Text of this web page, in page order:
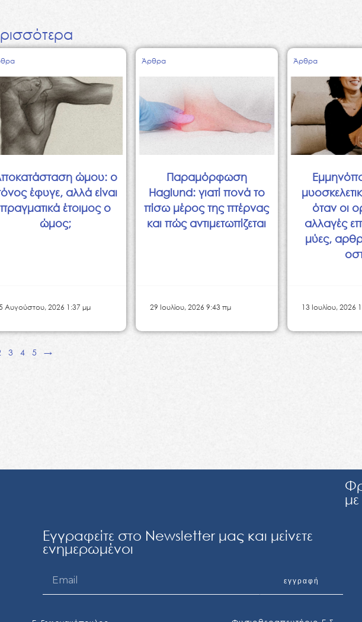
ώμου: ο
έφυγε, αλλά είναι
πραγματικά έτοιμος ο
ώμος;
Αυγούστου, 2026 1:37 μμ
Άρθρα
Παραμόρφωση
Haglund: γιατί πονά το
πίσω μέρος της πτέρνας
και πώς αντιμετωπίζεται
29 Ιουλίου, 2026 9:43 πμ
Άρθρα
όταν οι
αλλαγές
μύες,
13 Ιουλίου, 2026
3 4 5 →
Εγγραφείτε στο Newsletter μας και μείνετε
ενημερωμένοι
Email
εγγραφή
Φ
με